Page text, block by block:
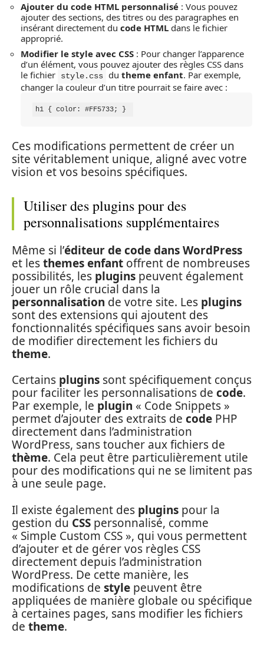
Ajouter du code HTML personnalisé : Vous pouvez
ajouter des sections, des titres ou des paragraphes en
insérant directement du code HTML dans le fichier
approprié.
Modifier le style avec CSS : Pour changer l’apparence
d’un élément, vous pouvez ajouter des règles CSS dans
le fichier
style.css du theme enfant. Par exemple,
changer la couleur d’un titre pourrait se faire avec :
h1 { color: #FF5733; }
Ces modifications permettent de créer un
site véritablement unique, aligné avec votre
vision et vos besoins spécifiques.
Utiliser des plugins pour des
personnalisations supplémentaires
Même si l’éditeur de codedans WordPress
et lesthemes enfant offrent de nombreuses
possibilités, les plugins peuvent également
jouer un rôle crucial dans la
personnalisation de votre site. Les plugins
sont des extensions qui ajoutent des
fonctionnalités spécifiques sans avoir besoin
de modifier directement les fichiers du
theme.
Certains plugins sont spécifiquement conçus
pour faciliter les personnalisations de code.
Par exemple, le plugin « Code Snippets »
permet d’ajouter des extraits de code PHP
directement dans l’administration
WordPress, sans toucher aux fichiers de
thème. Cela peut être particulièrement utile
pour des modifications qui ne se limitent pas
à une seule page.
Il existe également des plugins pour la
gestion du CSS personnalisé, comme
« Simple Custom CSS », qui vous permettent
d’ajouter et de gérer vos règles CSS
directement depuis l’administration
WordPress. De cette manière, les
modifications de style peuvent être
appliquées de manière globale ou spécifique
à certaines pages, sans modifier les fichiers
de theme.